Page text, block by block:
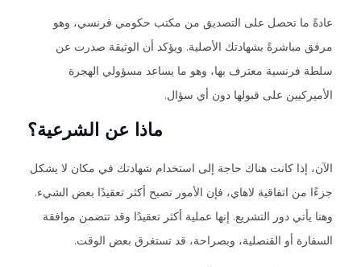
عادةً ما تحصل على التصديق من مكتب حكومي فرنسي، وهو
مرفق مباشرةً بشهادتك الأصلية. ويؤكد أن الوثيقة صدرت عن
سلطة فرنسية معترف بها، وهو ما يساعد مسؤولي الهجرة
الأميركيين على قبولها دون أي سؤال.
ماذا عن الشرعية؟
الآن، إذا كانت هناك حاجة إلى استخدام شهادتك في مكان لا يشكل
جزءًا من اتفاقية لاهاي، فإن الأمور تصبح أكثر تعقيدًا بعض الشيء.
وهنا يأتي دور التشريع. إنها عملية أكثر تعقيدًا وقد تتضمن موافقة
السفارة أو القنصلية، وبصراحة، قد تستغرق بعض الوقت.